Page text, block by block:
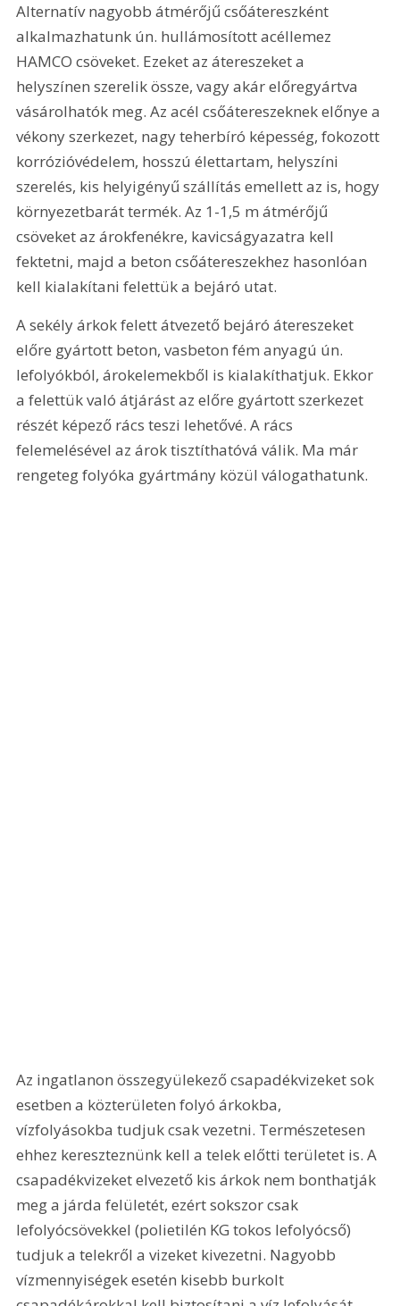
Alternatív nagyobb átmérőjű csőátereszként
alkalmazhatunk ún. hullámosított acéllemez
HAMCO csöveket. Ezeket az átereszeket a
helyszínen szerelik össze, vagy akár előregyártva
vásárolhatók meg. Az acél csőátereszeknek előnye a
vékony szerkezet, nagy teherbíró képesség, fokozott
korrózióvédelem, hosszú élettartam, helyszíni
szerelés, kis helyigényű szállítás emellett az is, hogy
környezetbarát termék. Az 1-1,5 m átmérőjű
csöveket az árokfenékre, kavicságyazatra kell
fektetni, majd a beton csőátereszekhez hasonlóan
kell kialakítani felettük a bejáró utat.
A sekély árkok felett átvezető bejáró átereszeket
előre gyártott beton, vasbeton fém anyagú ún.
lefolyókból, árokelemekből is kialakíthatjuk. Ekkor
a felettük való átjárást az előre gyártott szerkezet
részét képező rács teszi lehetővé. A rács
felemelésével az árok tisztíthatóvá válik. Ma már
rengeteg folyóka gyártmány közül válogathatunk.
Az ingatlanon összegyülekező csapadékvizeket sok
esetben a közterületen folyó árkokba,
vízfolyásokba tudjuk csak vezetni. Természetesen
ehhez kereszteznünk kell a telek előtti területet is. A
csapadékvizeket elvezető kis árkok nem bonthatják
meg a járda felületét, ezért sokszor csak
lefolyócsövekkel (polietilén KG tokos lefolyócső)
tudjuk a telekről a vizeket kivezetni. Nagyobb
vízmennyiségek esetén kisebb burkolt